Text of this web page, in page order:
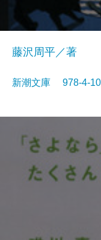
藤沢周平／著
新潮文庫 978-4-